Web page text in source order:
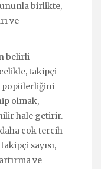
birlikte,
ve
belirli
takipçi
popülerliğini
olmak,
hale getirir.
çok tercih
sayısı,
ve